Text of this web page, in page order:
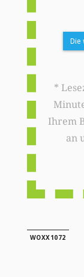
Die
*
Ihrem
an
WOXX1072